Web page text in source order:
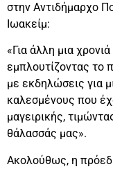
στην Αντιδήμαρχο
Ιωακείμ:
«Για άλλη μια
εμπλουτίζοντας το
με εκδηλώσεις για
καλεσμένους που
μαγειρικής,
θάλασσάς μας».
Ακολούθως, η